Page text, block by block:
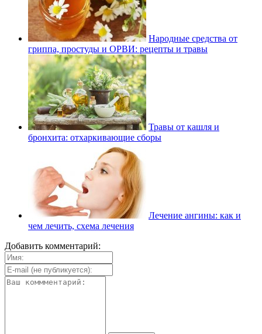
Народные средства от
гриппа, простуды и ОРВИ: рецепты и травы
Травы от кашля и
бронхита: отхаркивающие сборы
Лечение ангины: как и
чем лечить, схема лечения
Добавить комментарий: